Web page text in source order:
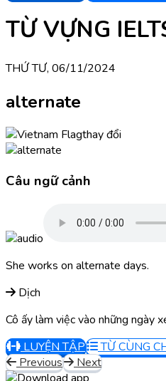
TỪ VỰNG
THỨ TƯ, 06/11/2024
alternate
thay đổi
Câu ngữ cảnh
She works on alternate days.
Dịch
Cô ấy làm việc vào những ngày
LUYỆN TẬP
TỪ CÙNG
Previous
Next